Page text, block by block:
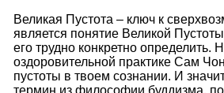
Великая Пустота – ключ к
является понятие Великой
его трудно конкретно
оздоровительной практике Сам
пустоты в твоем сознании. И
термин из философии буддизма,